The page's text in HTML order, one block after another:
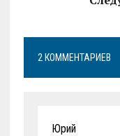
2 КОММЕНТАРИЕВ
Юрий